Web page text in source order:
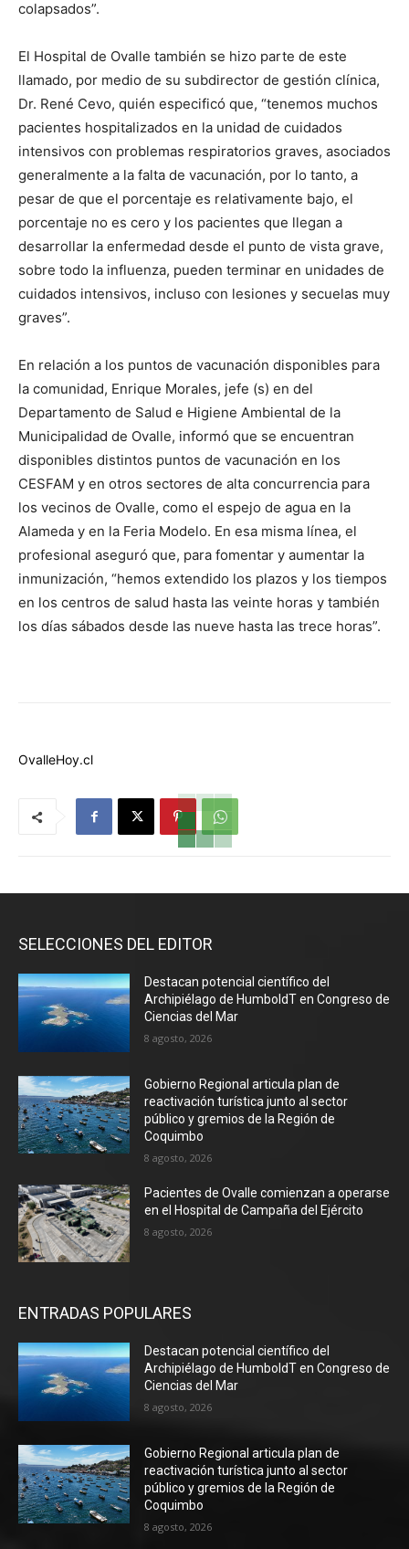
colapsados”.
El Hospital de Ovalle también se hizo parte de este
llamado, por medio de su subdirector de gestión clínica,
Dr. René Cevo, quién especificó que, “tenemos muchos
pacientes hospitalizados en la unidad de cuidados
intensivos con problemas respiratorios graves, asociados
generalmente a la falta de vacunación, por lo tanto, a
pesar de que el porcentaje es relativamente bajo, el
porcentaje no es cero y los pacientes que llegan a
desarrollar la enfermedad desde el punto de vista grave,
sobre todo la influenza, pueden terminar en unidades de
cuidados intensivos, incluso con lesiones y secuelas muy
graves”.
En relación a los puntos de vacunación disponibles para
la comunidad, Enrique Morales, jefe (s) en del
Departamento de Salud e Higiene Ambiental de la
Municipalidad de Ovalle, informó que se encuentran
disponibles distintos puntos de vacunación en los
CESFAM y en otros sectores de alta concurrencia para
los vecinos de Ovalle, como el espejo de agua en la
Alameda y en la Feria Modelo. En esa misma línea, el
profesional aseguró que, para fomentar y aumentar la
inmunización, “hemos extendido los plazos y los tiempos
en los centros de salud hasta las veinte horas y también
los días sábados desde las nueve hasta las trece horas”.
OvalleHoy.cl